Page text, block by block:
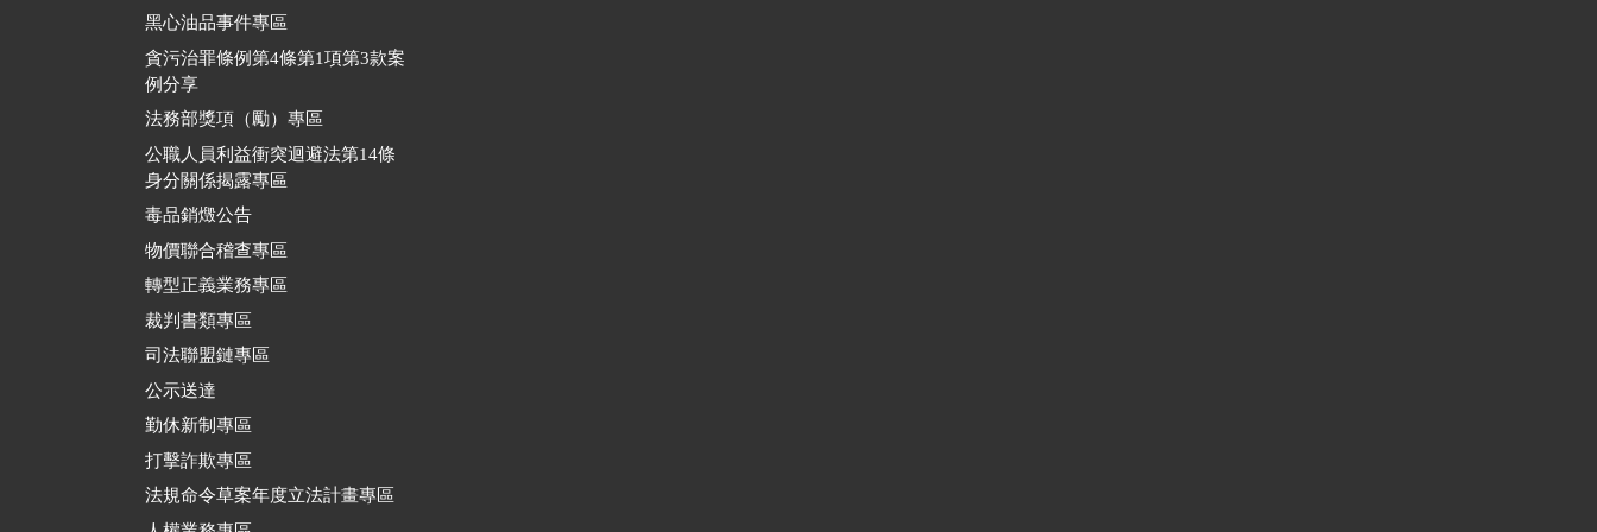
黑心油品事件專區
貪污治罪條例第4條第1項第3款案
例分享
法務部獎項（勵）專區
公職人員利益衝突迴避法第14條
身分關係揭露專區
毒品銷燬公告
物價聯合稽查專區
轉型正義業務專區
裁判書類專區
司法聯盟鏈專區
公示送達
勤休新制專區
打擊詐欺專區
法規命令草案年度立法計畫專區